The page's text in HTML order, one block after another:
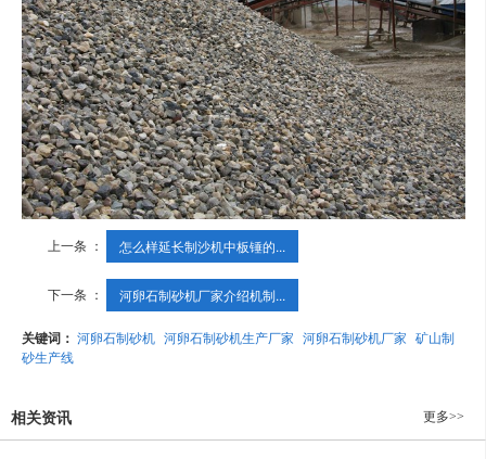
上一条 ： 怎么样延长制沙机中板锤的...
下一条 ： 河卵石制砂机厂家介绍机制...
关键词： 河卵石制砂机 河卵石制砂机生产厂家 河卵石制砂机厂家 矿山制
砂生产线
相关资讯 更多>>